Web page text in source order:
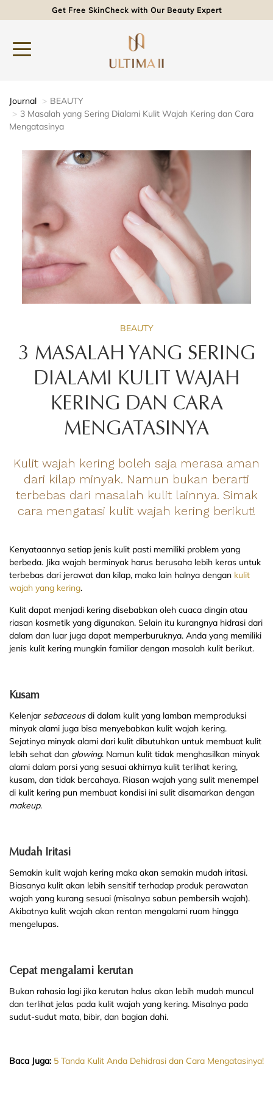
Get Free SkinCheck with Our Beauty Expert
Journal
BEAUTY
3 Masalah yang Sering Dialami Kulit Wajah Kering dan Cara
Mengatasinya
BEAUTY
3 MASALAH YANG SERING
DIALAMI KULIT WAJAH
KERING DAN CARA
MENGATASINYA
Kulit wajah kering boleh saja merasa aman
dari kilap minyak. Namun bukan berarti
terbebas dari masalah kulit lainnya. Simak
cara mengatasi kulit wajah kering berikut!
Kenyataannya setiap jenis kulit pasti memiliki problem yang
berbeda. Jika wajah berminyak harus berusaha lebih keras untuk
terbebas dari jerawat dan kilap, maka lain halnya dengan kulit
wajah yang kering.
Kulit dapat menjadi kering disebabkan oleh cuaca dingin atau
riasan kosmetik yang digunakan. Selain itu kurangnya hidrasi dari
dalam dan luar juga dapat memperburuknya. Anda yang memiliki
jenis kulit kering mungkin familiar dengan masalah kulit berikut.
Kusam
Kelenjar sebaceousdi dalam kulit yang lamban memproduksi
minyak alami juga bisa menyebabkan kulit wajah kering.
Sejatinya minyak alami dari kulit dibutuhkan untuk membuat kulit
lebih sehat dan glowing. Namun kulit tidak menghasilkan minyak
alami dalam porsi yang sesuai akhirnya kulit terlihat kering,
kusam, dan tidak bercahaya. Riasan wajah yang sulit menempel
di kulit kering pun membuat kondisi ini sulit disamarkan dengan
makeup.
Mudah Iritasi
Semakin kulit wajah kering maka akan semakin mudah iritasi.
Biasanya kulit akan lebih sensitif terhadap produk perawatan
wajah yang kurang sesuai (misalnya sabun pembersih wajah).
Akibatnya kulit wajah akan rentan mengalami ruam hingga
mengelupas.
Cepat mengalami kerutan
Bukan rahasia lagi jika kerutan halus akan lebih mudah muncul
dan terlihat jelas pada kulit wajah yang kering. Misalnya pada
sudut-sudut mata, bibir, dan bagian dahi.
Baca Juga: 5 Tanda Kulit Anda Dehidrasi dan Cara Mengatasinya!